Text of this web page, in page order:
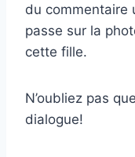
du commentaire
passe sur la
cette fille.
N’oubliez pas
dialogue!